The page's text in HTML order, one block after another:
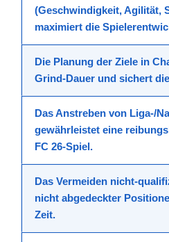
(Geschwindigkeit, Agilität,
maximiert die
Die Planung der Ziele in
Grind-Dauer und sichert
Das Anstreben von Liga-/
gewährleistet eine
FC 26-Spiel.
Das Vermeiden nicht-
nicht abgedeckter
Zeit.